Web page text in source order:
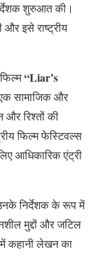
शुरुआत की।
और इसे राष्ट्रीय
“Liar’s
सामाजिक और
और रिश्तों की
फिल्म फेस्टिवल्स
आधिकारिक एंट्री
निर्देशक के रूप में
मुद्दों और जटिल
में कहानी लेखन का